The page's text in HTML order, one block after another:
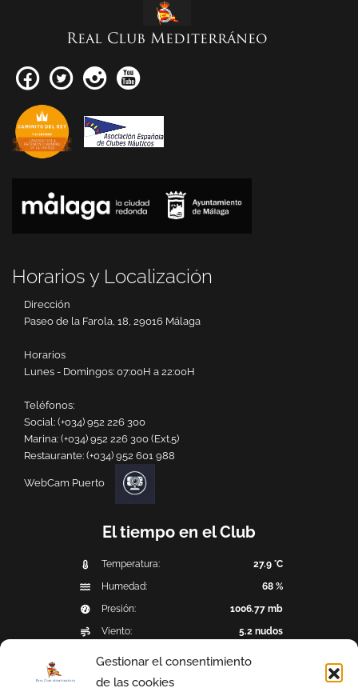
Gestionar el consentimiento
de las cookies
Real Club Mediterráneo
Horarios y Localización
Dirección
Paseo de la Farola, 18, 29016 Málaga
Horarios
Lunes - Domingos: 07:00H a 22:00H
Teléfonos:
Social: (+034) 952 226 300
Marina: (+034) 952 226 300 (Ext.5)
Restaurante: (+034) 952 601 988
WebCam Puerto
El tiempo en el Club
Temperatura:
27.9 °C
Humedad:
68 %
Presión:
1006.77 mb
Viento:
5.2 nudos
Precipitación: